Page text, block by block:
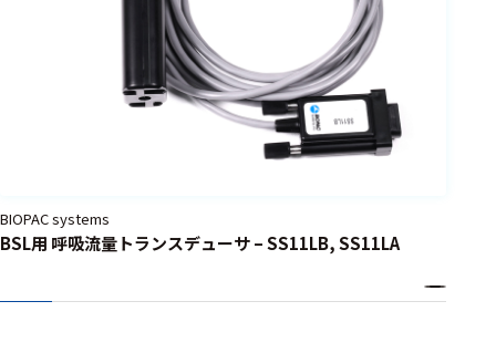
BIOPAC systems
BSL用 呼吸流量トランスデューサ – SS11LB, SS11LA